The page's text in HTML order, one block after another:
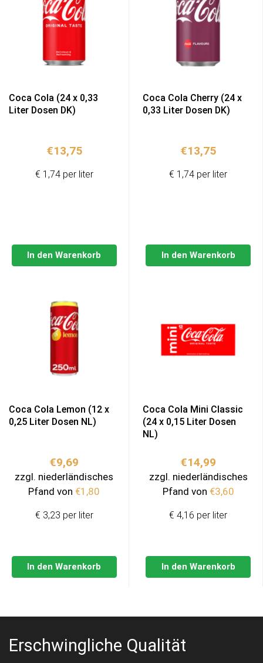
Coca Cola (24 x 0,33
Liter Dosen DK)
€13,75
In den Warenkorb
€ 1,74 per liter
Coca Cola Cherry (24 x
0,33 Liter Dosen DK)
€13,75
In den Warenkorb
€ 1,74 per liter
Coca Cola Lemon (12 x
0,25 Liter Dosen NL)
€9,69
zzgl. niederländisches
Pfand von €1,80
In den Warenkorb
€ 3,23 per liter
Coca Cola Mini Classic
(24 x 0,15 Liter Dosen
NL)
€14,99
zzgl. niederländisches
Pfand von €3,60
In den Warenkorb
€ 4,16 per liter
Erschwingliche Qualität